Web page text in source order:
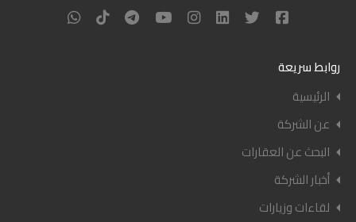
روابط سريعة
الرئيسية
عن الشركة
البحث عن العقارات
أخبار الشركة
لقاءات وزيارات